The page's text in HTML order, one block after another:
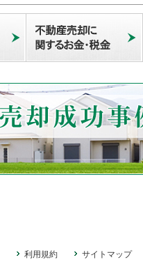
利用規約 サイトマップ